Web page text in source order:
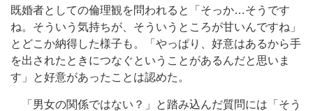
既婚者としての倫理観を問われると「そっか…そうです
ね。そういう気持ちが、そういうところが甘いんですね」
とどこか納得した様子も。「やっぱり、好意はあるから手
を出されたときにつなぐということがあるんだと思いま
す」と好意があったことは認めた。
「男女の関係ではない？」と踏み込んだ質問には「そう